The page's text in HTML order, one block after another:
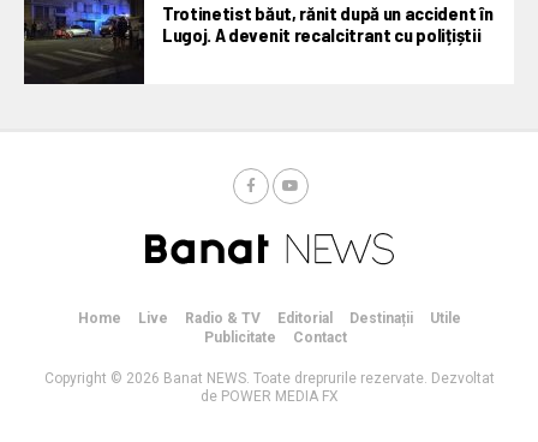
Trotinetist băut, rănit după un accident în
Lugoj. A devenit recalcitrant cu polițiștii
Home Live Radio & TV Editorial Destinații
Utile
Publicitate
Contact
Copyright © 2026 Banat NEWS. Toate dreprurile rezervate. Dezvoltat
de POWER MEDIA FX